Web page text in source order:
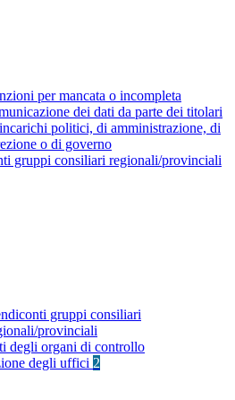
per mancata o incompleta
dei dati da parte dei titolari
politici, di amministrazione, di
o di governo
gruppi consiliari regionali/provinciali
gruppi consiliari
provinciali
degli organi di controllo
degli uffici 2